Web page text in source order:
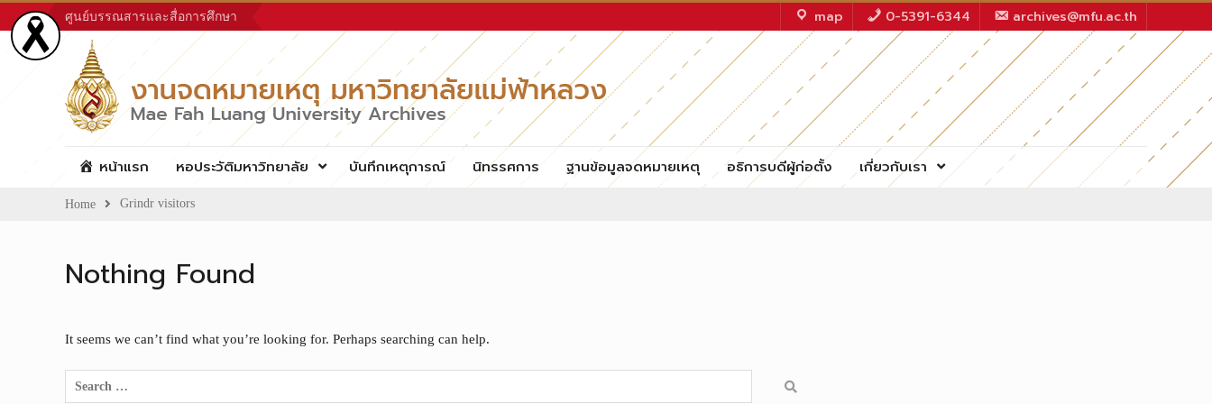
to
content
ศูนย์บรรณสารและสื่อการศึกษา map 0-5391-6344 archives@mfu.ac.th
หน้าแรก หอประวัติมหาวิทยาลัย บันทึกเหตุการณ์ นิทรรศการ ฐานข้อมูลจดหมายเหตุ อธิการบดีผู้ก่อตั้ง เกี่ยวกับเรา
Home Grindr visitors
Nothing Found
It seems we can’t find what you’re looking for. Perhaps searching can help.
Search
for: